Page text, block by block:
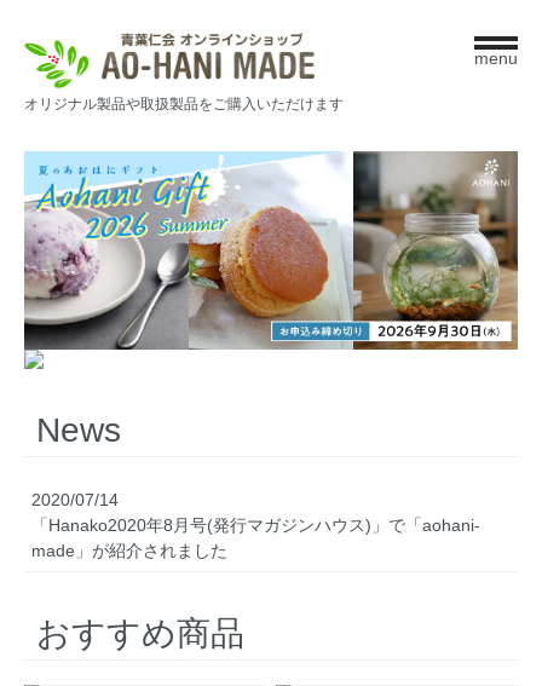
オリジナル製品や取扱製品をご購入いただけます
menu
News
2020/07/14
「Hanako2020年8月号(発行マガジンハウス)」で「aohani-
made」が紹介されました
おすすめ商品